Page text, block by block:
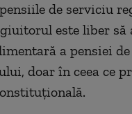
de serviciu
este liber să
a pensiei
doar în ceea ce